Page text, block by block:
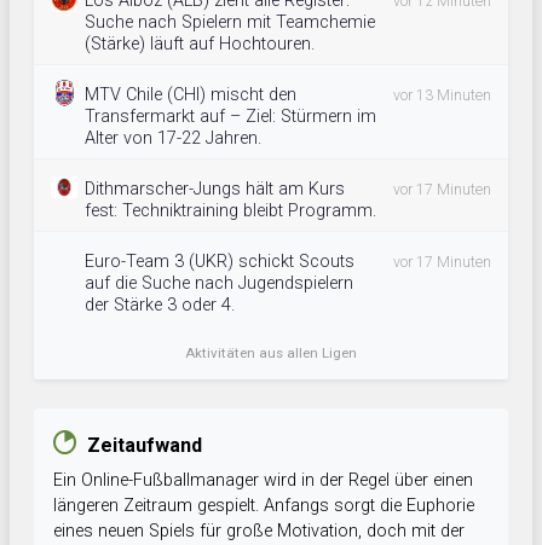
Suche nach Spielern mit Teamchemie
(Stärke) läuft auf Hochtouren.
MTV Chile (CHI) mischt den
Transfermarkt auf – Ziel: Stürmern im
Alter von 17-22 Jahren.
vor 13 Minuten
Dithmarscher-Jungs hält am Kurs
fest: Techniktraining bleibt Programm.
vor 17 Minuten
Euro-Team 3 (UKR) schickt Scouts
auf die Suche nach Jugendspielern
der Stärke 3 oder 4.
vor 17 Minuten
Aktivitäten aus allen Ligen
Zeitaufwand
Ein Online-Fußballmanager wird in der Regel über einen
längeren Zeitraum gespielt. Anfangs sorgt die Euphorie
eines neuen Spiels für große Motivation, doch mit der